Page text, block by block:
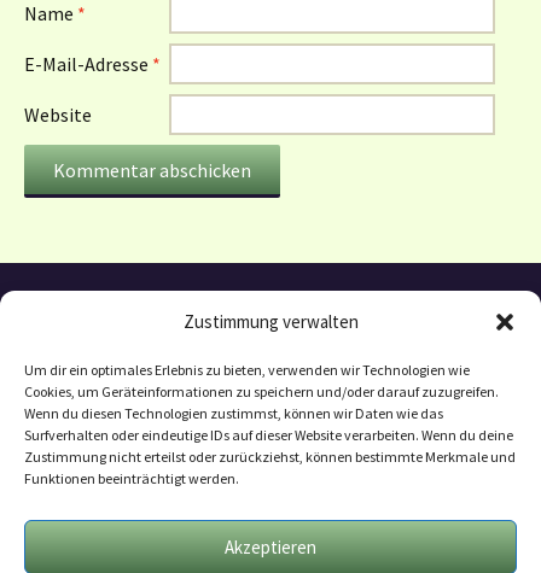
Zustimmung verwalten
Um dir ein optimales Erlebnis zu bieten, verwenden wir Technologien wie
Cookies, um Geräteinformationen zu speichern und/oder darauf zuzugreifen.
Wenn du diesen Technologien zustimmst, können wir Daten wie das
Surfverhalten oder eindeutige IDs auf dieser Website verarbeiten. Wenn du deine
Zustimmung nicht erteilst oder zurückziehst, können bestimmte Merkmale und
Funktionen beeinträchtigt werden.
Akzeptieren
Name *
E-Mail-Adresse *
Website